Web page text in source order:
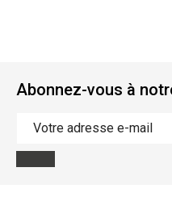
Abonnez-vous à